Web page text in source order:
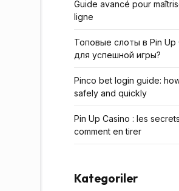
Guide avancé pour
ligne
Топовые слоты в Pin Up
для успешной игры?
Pinco bet login guide:
safely and quickly
Pin Up Casino : les
comment en tirer
Kategoriler